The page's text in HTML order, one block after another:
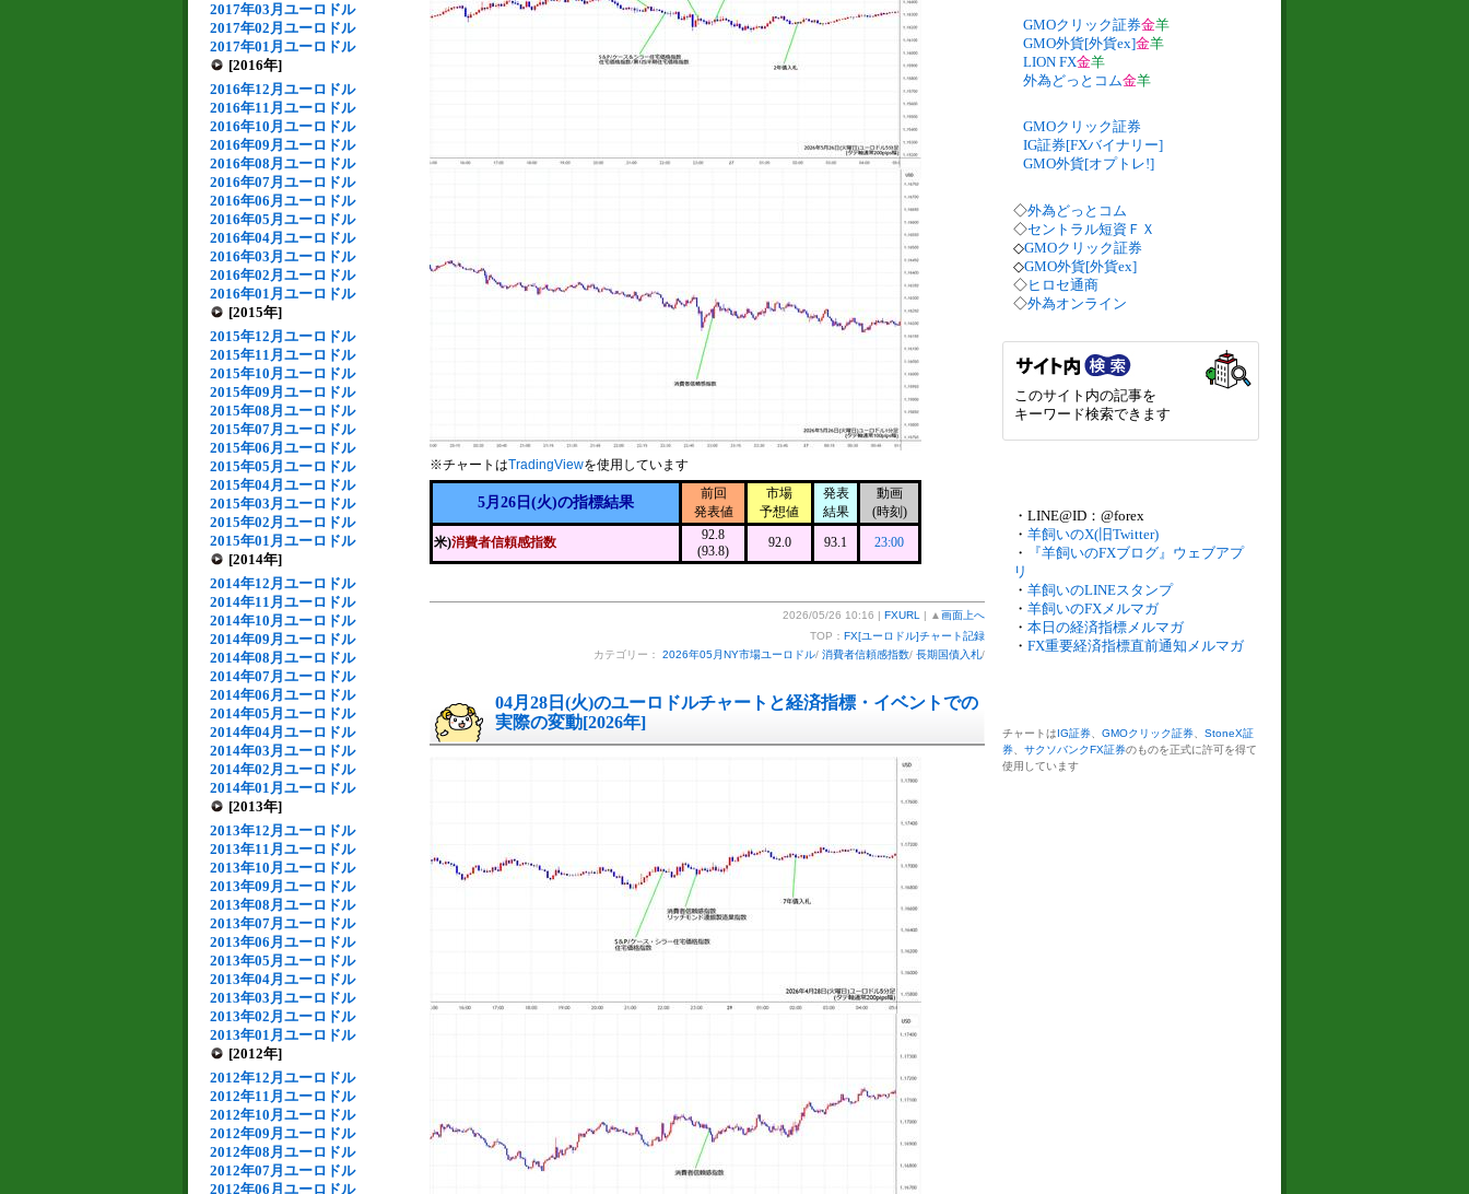
2017年03月ユーロドル
2017年02月ユーロドル
2017年01月ユーロドル
[2016年]
2016年12月ユーロドル
2016年11月ユーロドル
2016年10月ユーロドル
2016年09月ユーロドル
2016年08月ユーロドル
2016年07月ユーロドル
2016年06月ユーロドル
2016年05月ユーロドル
2016年04月ユーロドル
2016年03月ユーロドル
2016年02月ユーロドル
2016年01月ユーロドル
[2015年]
2015年12月ユーロドル
2015年11月ユーロドル
2015年10月ユーロドル
2015年09月ユーロドル
2015年08月ユーロドル
2015年07月ユーロドル
2015年06月ユーロドル
2015年05月ユーロドル
2015年04月ユーロドル
2015年03月ユーロドル
2015年02月ユーロドル
2015年01月ユーロドル
[2014年]
2014年12月ユーロドル
2014年11月ユーロドル
2014年10月ユーロドル
2014年09月ユーロドル
2014年08月ユーロドル
2014年07月ユーロドル
2014年06月ユーロドル
2014年05月ユーロドル
2014年04月ユーロドル
2014年03月ユーロドル
2014年02月ユーロドル
2014年01月ユーロドル
[2013年]
2013年12月ユーロドル
2013年11月ユーロドル
2013年10月ユーロドル
2013年09月ユーロドル
2013年08月ユーロドル
2013年07月ユーロドル
2013年06月ユーロドル
2013年05月ユーロドル
2013年04月ユーロドル
2013年03月ユーロドル
2013年02月ユーロドル
2013年01月ユーロドル
[2012年]
2012年12月ユーロドル
2012年11月ユーロドル
2012年10月ユーロドル
2012年09月ユーロドル
2012年08月ユーロドル
2012年07月ユーロドル
2012年06月ユーロドル
※チャートはTradingViewを使用しています
5月26日(火)の指標結果
前回
発表値
市場
予想値
発表
結果
動画
(時刻)
米)消費者信頼感指数
92.8
(93.8)
92.0 93.1 23:00
2026/05/26 10:16 | FXURL | ▲ 画面上へ
TOP： FX[ユーロドル]チャート記録
カテゴリー： 2026年05月NY市場ユーロドル/ 消費者信頼感指数/ 長期国債入札/
04月28日(火)のユーロドルチャートと経済指標・イベントでの
実際の変動[2026年]
GMOクリック証券金羊
GMO外貨[外貨ex]金羊
LION FX金羊
外為どっとコム金羊
GMOクリック証券
IG証券[FXバイナリー]
GMO外貨[オプトレ!]
◇外為どっとコム
◇セントラル短資ＦＸ
◇GMOクリック証券
◇GMO外貨[外貨ex]
◇ヒロセ通商
◇外為オンライン
このサイト内の記事を
キーワード検索できます
・LINE@ID：@forex
・ 羊飼いのX(旧Twitter)
・
『羊飼いのFXブログ』ウェブアプ
リ
・ 羊飼いのLINEスタンプ
・ 羊飼いのFXメルマガ
・ 本日の経済指標メルマガ
・ FX重要経済指標直前通知メルマガ
チャートはIG証券 GMOクリック証券
StoneX証
券
サクソバンクFX証券のものを正式に許可を得て
使用しています